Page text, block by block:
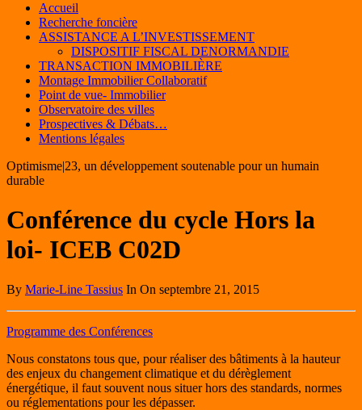
Accueil
Recherche foncière
ASSISTANCE A L’INVESTISSEMENT
DISPOSITIF FISCAL DENORMANDIE
TRANSACTION IMMOBILIÈRE
Montage Immobilier Collaboratif
Point de vue- Immobilier
Observatoire des villes
Prospectives & Débats…
Mentions légales
Optimisme|23, un développement soutenable pour un humain
durable
Conférence du cycle Hors la
loi- ICEB C02D
By Marie-Line Tassius In On septembre 21, 2015
Programme des Conférences
Nous constatons tous que, pour réaliser des bâtiments à la hauteur
des enjeux du changement climatique et du dérèglement
énergétique, il faut souvent nous situer hors des standards, normes
ou réglementations pour les dépasser.